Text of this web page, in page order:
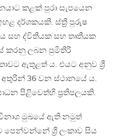
කළක් පුරා සැපයෙන
දර්ශකයකි. ස්ත්‍රී පුරුෂ
සහ ද්විතීයක සහ තෘතීයක
කරනු ලබන පුමිතිරි
ඇතුළත් ය. එයට අනුව ශ්‍රී
36 වන ස්ථානයේ ය.
පිළිවෙත්හි ප්‍රතිපලයකි.
මුඛයේ ඇති නමුත්
ශ්‍රී ලංකාව සිය